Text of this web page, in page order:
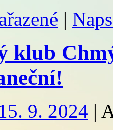
|
klub
9. 2024 |